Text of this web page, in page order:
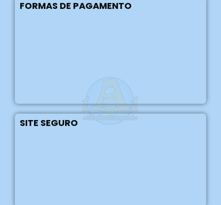
FORMAS DE PAGAMENTO
SITE SEGURO